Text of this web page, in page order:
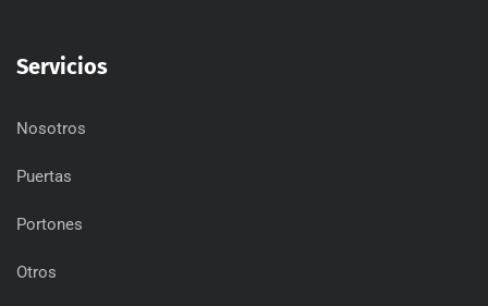
Servicios
Nosotros
Puertas
Portones
Otros